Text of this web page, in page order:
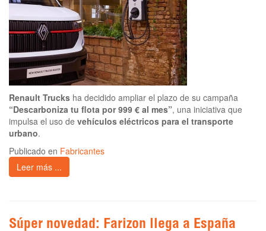
Renault Trucks ha decidido ampliar el plazo de su campaña
“Descarboniza tu flota por 999 € al mes”, una iniciativa que
impulsa el uso de vehículos eléctricos para el transporte
urbano.
Publicado en Fabricantes
Leer más ...
Súper novedad: Farizon llega a España